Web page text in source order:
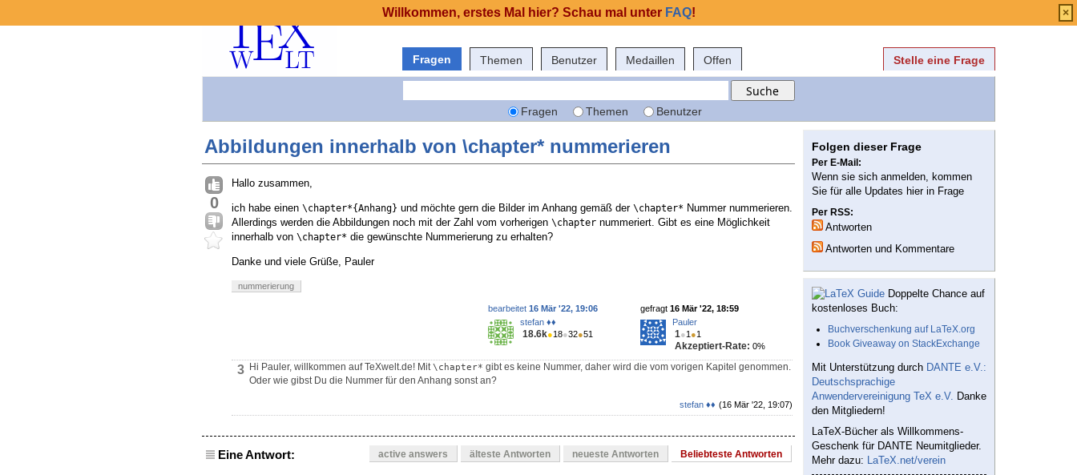
Fragen Themen Benutzer Medaillen Offen Stelle eine Frage
Fragen Themen Benutzer
Abbildungen innerhalb von \chapter* nummerieren
0
Hallo zusammen,
ich habe einen \chapter*{Anhang} und möchte gern die Bilder im Anhang gemäß der \chapter* Nummer nummerieren.
Allerdings werden die Abbildungen noch mit der Zahl vom vorherigen \chapter nummeriert. Gibt es eine Möglichkeit
innerhalb von \chapter* die gewünschte Nummerierung zu erhalten?
Danke und viele Grüße, Pauler
nummerierung
gefragt 16 Mär '22, 18:59
Pauler
1●1 ●1
Akzeptiert-Rate: 0%
bearbeitet 16 Mär '22, 19:06
stefan ♦♦
18.6k●18●32●51
3 Hi Pauler, willkommen auf TeXwelt.de! Mit\chapter* gibt es keine Nummer, daher wird die vom vorigen Kapitel genommen.
Oder wie gibst Du die Nummer für den Anhang sonst an?
(16 Mär '22, 19:07)
stefan ♦♦
Eine Antwort: active answers älteste Antworten neueste Antworten Beliebteste Antworten
Folgen dieser Frage
Per E-Mail:
Wenn sie sich anmelden, kommen
Sie für alle Updates hier in Frage
Per RSS:
Antworten
Antworten und Kommentare
Doppelte Chance auf
kostenloses Buch:
Buchverschenkung auf LaTeX.org
Book Giveaway on StackExchange
Mit Unterstützung durch DANTE e.V.:
Deutschsprachige
Anwendervereinigung TeX e.V. Danke
den Mitgliedern!
LaTeX-Bücher als Willkommens-
Geschenk für DANTE Neumitglieder.
Mehr dazu: LaTeX.net/verein
Willkommen, erstes Mal hier? Schau mal unter FAQ! ×